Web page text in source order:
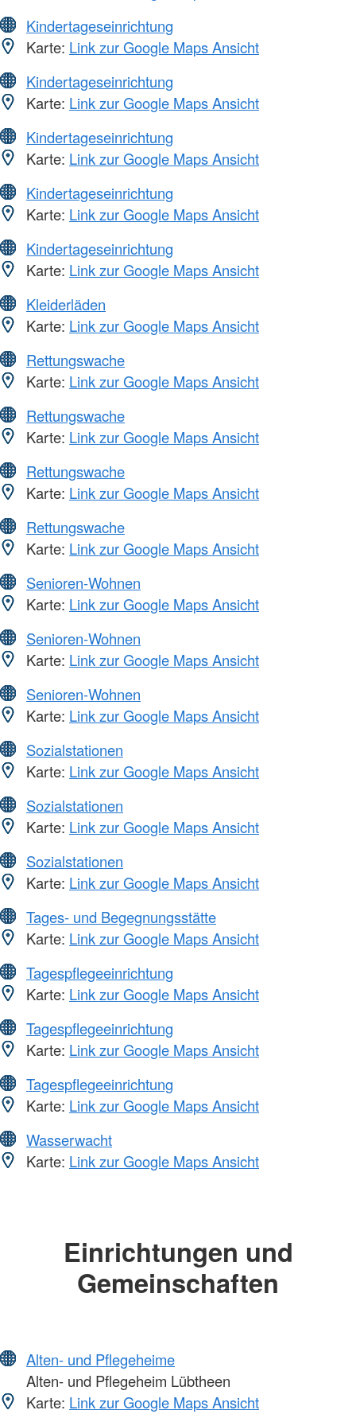
Kindertageseinrichtung
Karte: Link zur Google Maps Ansicht
Kindertageseinrichtung
Karte: Link zur Google Maps Ansicht
Kindertageseinrichtung
Karte: Link zur Google Maps Ansicht
Kindertageseinrichtung
Karte: Link zur Google Maps Ansicht
Kindertageseinrichtung
Karte: Link zur Google Maps Ansicht
Kleiderläden
Karte: Link zur Google Maps Ansicht
Rettungswache
Karte: Link zur Google Maps Ansicht
Rettungswache
Karte: Link zur Google Maps Ansicht
Rettungswache
Karte: Link zur Google Maps Ansicht
Rettungswache
Karte: Link zur Google Maps Ansicht
Senioren-Wohnen
Karte: Link zur Google Maps Ansicht
Senioren-Wohnen
Karte: Link zur Google Maps Ansicht
Senioren-Wohnen
Karte: Link zur Google Maps Ansicht
Sozialstationen
Karte: Link zur Google Maps Ansicht
Sozialstationen
Karte: Link zur Google Maps Ansicht
Sozialstationen
Karte: Link zur Google Maps Ansicht
Tages- und Begegnungsstätte
Karte: Link zur Google Maps Ansicht
Tagespflegeeinrichtung
Karte: Link zur Google Maps Ansicht
Tagespflegeeinrichtung
Karte: Link zur Google Maps Ansicht
Tagespflegeeinrichtung
Karte: Link zur Google Maps Ansicht
Wasserwacht
Karte: Link zur Google Maps Ansicht
Einrichtungen und
Gemeinschaften
Alten- und Pflegeheime
Alten- und Pflegeheim Lübtheen
Karte: Link zur Google Maps Ansicht